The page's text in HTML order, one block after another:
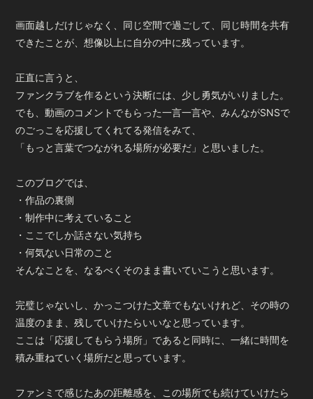
画面越しだけじゃなく、同じ空間で過ごして、同じ時間を共有
できたことが、想像以上に自分の中に残っています。
正直に言うと、
ファンクラブを作るという決断には、少し勇気がいりました。
でも、動画のコメントでもらった一言一言や、みんながSNSで
のごっこを応援してくれてる発信をみて、
「もっと言葉でつながれる場所が必要だ」と思いました。
このブログでは、
・作品の裏側
・制作中に考えていること
・ここでしか話さない気持ち
・何気ない日常のこと
そんなことを、なるべくそのまま書いていこうと思います。
完璧じゃないし、かっこつけた文章でもないけれど、その時の
温度のまま、残していけたらいいなと思っています。
ここは「応援してもらう場所」であると同時に、一緒に時間を
積み重ねていく場所だと思っています。
ファンミで感じたあの距離感を、この場所でも続けていけたら